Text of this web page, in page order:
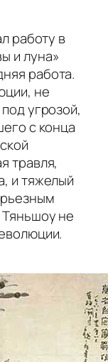
работу в
и луна»
работа.
не
угрозой,
с конца
травля,
и тяжелый
не